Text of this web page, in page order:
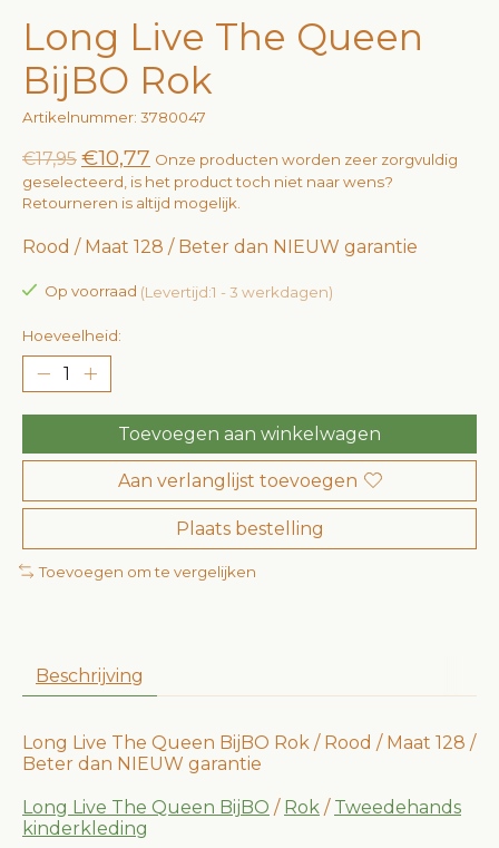
Long Live The Queen
BijBO Rok
Artikelnummer: 3780047
€17,95 €10,77 Onze producten worden zeer zorgvuldig
geselecteerd, is het product toch niet naar wens?
Retourneren is altijd mogelijk.
Rood / Maat 128 / Beter dan NIEUW garantie
Op voorraad (Levertijd:1 - 3 werkdagen)
Hoeveelheid:
Toevoegen aan winkelwagen
Aan verlanglijst toevoegen
Plaats bestelling
Toevoegen om te vergelijken
Beschrijving
Long Live The Queen BijBO Rok / Rood / Maat 128 /
Beter dan NIEUW garantie
Long Live The Queen BijBO / Rok / Tweedehands
kinderkleding